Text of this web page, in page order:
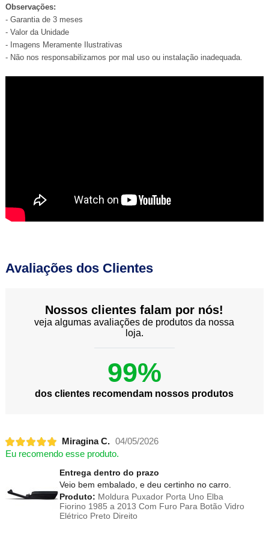
Observações:
- Garantia de 3 meses
- Valor da Unidade
- Imagens Meramente Ilustrativas
- Não nos responsabilizamos por mal uso ou instalação inadequada.
Avaliações dos Clientes
Nossos clientes falam por nós!
veja algumas avaliações de produtos da nossa
loja.
99%
dos clientes recomendam nossos produtos
Miragina C. 04/05/2026
Eu recomendo esse produto.
Entrega dentro do prazo
Veio bem embalado, e deu certinho no carro.
Produto: Moldura Puxador Porta Uno Elba
Fiorino 1985 a 2013 Com Furo Para Botão Vidro
Elétrico Preto Direito